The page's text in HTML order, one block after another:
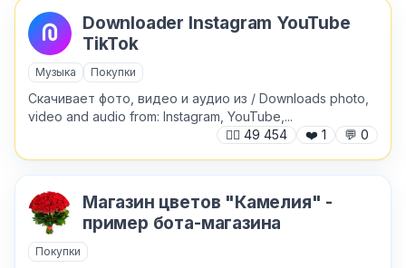
Downloader Instagram YouTube
TikTok
Музыка Покупки
Скачивает фото, видео и аудио из / Downloads photo,
video and audio from: Instagram, YouTube,...
🙍‍♂️ 49 454 ❤️ 1 💬 0
Магазин цветов "Камелия" -
пример бота-магазина
Покупки